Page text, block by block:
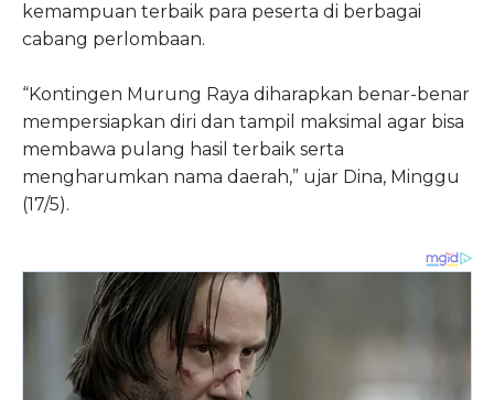
kemampuan terbaik para peserta di berbagai
cabang perlombaan.
“Kontingen Murung Raya diharapkan benar-benar
mempersiapkan diri dan tampil maksimal agar bisa
membawa pulang hasil terbaik serta
mengharumkan nama daerah,” ujar Dina, Minggu
(17/5).